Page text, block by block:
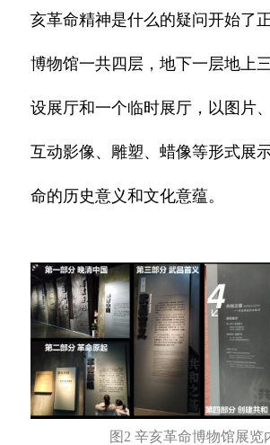
亥革命精神是什么的疑问开始了
博物馆一共四层，地下一层地上
设展厅和一个临时展厅，以图片
互动影像、雕塑、蜡像等形式展
命的历史意义和文化意蕴。
图2 辛亥革命博物馆展览